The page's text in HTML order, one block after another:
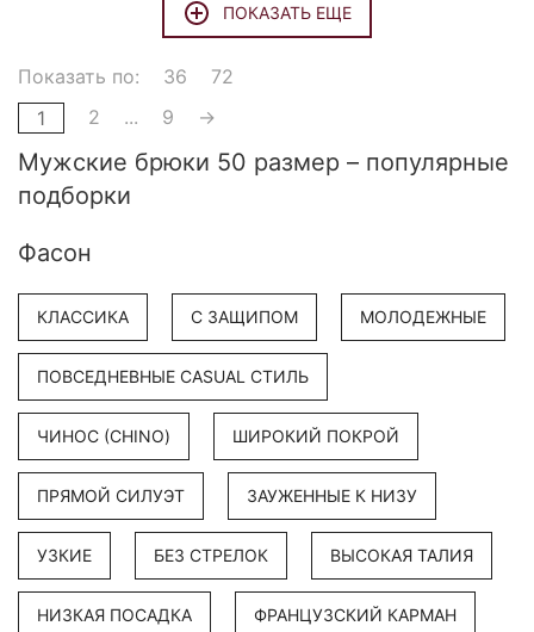
ПОКАЗАТЬ ЕЩЕ
Показать по: 36
72
1
2 ... 9 →
Мужские брюки 50 размер – популярные
подборки
Фасон
КЛАССИКА С ЗАЩИПОМ МОЛОДЕЖНЫЕ
ПОВСЕДНЕВНЫЕ CASUAL СТИЛЬ
ЧИНОС (CHINO) ШИРОКИЙ ПОКРОЙ
ПРЯМОЙ СИЛУЭТ ЗАУЖЕННЫЕ К НИЗУ
УЗКИЕ БЕЗ СТРЕЛОК ВЫСОКАЯ ТАЛИЯ
НИЗКАЯ ПОСАДКА ФРАНЦУЗСКИЙ КАРМАН